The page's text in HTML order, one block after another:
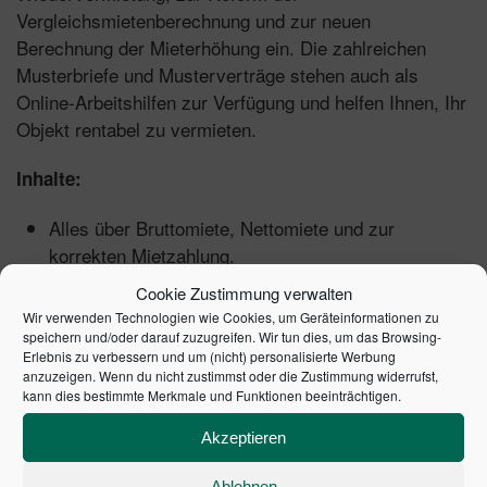
Cookie Zustimmung verwalten
Wir verwenden Technologien wie Cookies, um Geräteinformationen zu
speichern und/oder darauf zuzugreifen. Wir tun dies, um das Browsing-
Erlebnis zu verbessern und um (nicht) personalisierte Werbung
anzuzeigen. Wenn du nicht zustimmst oder die Zustimmung widerrufst,
kann dies bestimmte Merkmale und Funktionen beeinträchtigen.
Akzeptieren
Vergleichsmietenberechnung und zur neuen
Berechnung der Mieterhöhung ein. Die zahlreichen
Musterbriefe und Musterverträge stehen auch als
Online-Arbeitshilfen zur Verfügung und helfen Ihnen, Ihr
Objekt rentabel zu vermieten.
Inhalte:
Alles über Bruttomiete, Nettomiete und zur
korrekten Mietzahlung.
So funktioniert die Mietpreisbremse in der Praxis.
Rechtssicher die Miete erhöhen: Staffelmiete,
Indexmiete und die Mieterhöhung bis zur
ortsüblichen Vergleichsmiete.
So nutzen Vermieter den Mietspiegel korrekt oder
finden die richtige Vergleichswohnung.
Mieterhöhung nach Modernisierung.